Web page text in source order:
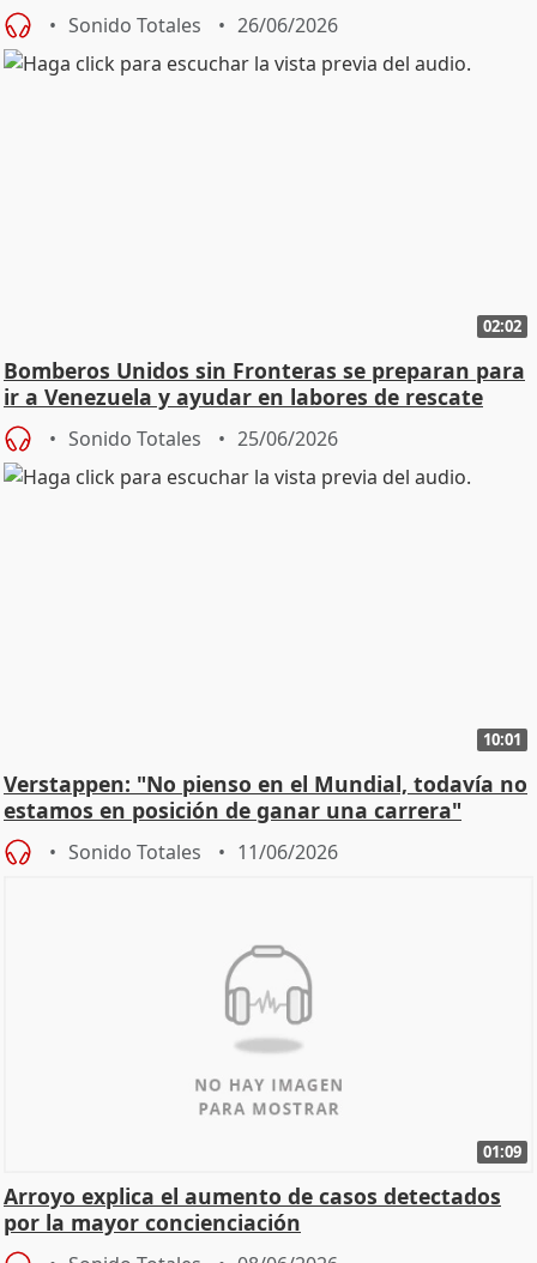
Sonido Totales 26/06/2026
02:02
Bomberos Unidos sin Fronteras se preparan para
ir a Venezuela y ayudar en labores de rescate
Sonido Totales 25/06/2026
10:01
Verstappen: "No pienso en el Mundial, todavía no
estamos en posición de ganar una carrera"
Sonido Totales 11/06/2026
01:09
Arroyo explica el aumento de casos detectados
por la mayor concienciación